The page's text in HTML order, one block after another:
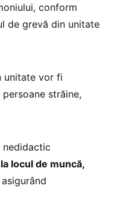
conform
de grevă din unitate
unitate vor fi
străine,
nedidactic
locul de muncă,
asigurând